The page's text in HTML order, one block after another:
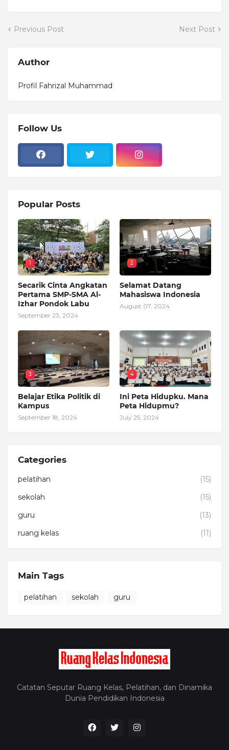
Previous Post Next Post
Author
Profil Fahrizal Muhammad
Follow Us
Popular Posts
1
Secarik Cinta Angkatan
Pertama SMP-SMA Al-
Izhar Pondok Labu
September 23, 2024
2
Selamat Datang
Mahasiswa Indonesia
August 07, 2024
3
Belajar Etika Politik di
Kampus
September 18, 2024
4
Ini Peta Hidupku. Mana
Peta Hidupmu?
July 25, 2024
Categories
pelatihan
(15)
sekolah
(15)
guru
(13)
ruang kelas
(11)
Main Tags
pelatihan sekolah guru
Catatan Seputar Ruang Kelas, Pelatihan, dan Dinamika
Dunia Pendidikan Indonesia